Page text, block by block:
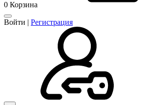
0 Корзина
Войти | Регистрация